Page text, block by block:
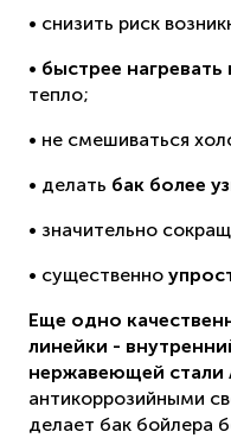
• снизить риск
• быстрее нагревать
тепло;
• не смешиваться
• делать бак более
• значительно
• существенно
Еще одно
линейки -
нержавеющей стали
антикоррозийными
делает бак бойлера